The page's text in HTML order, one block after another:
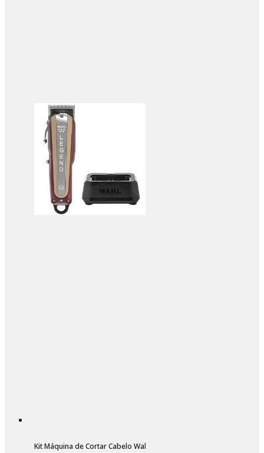
Kit Máquina de Cortar Cabelo Wahl Legend Cordless Bivolt + Base